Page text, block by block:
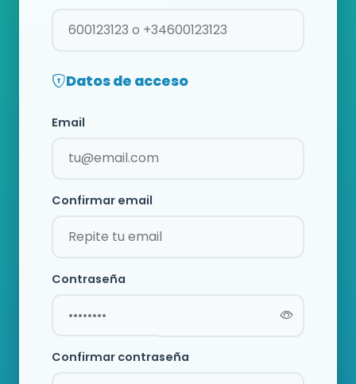
Datos de acceso
Email
Confirmar email
Contraseña
Confirmar contraseña